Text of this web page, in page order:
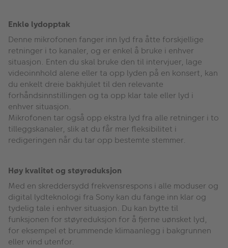
Enkle lydopptak
Denne mikrofonen fanger inn lyd fra åtte forskjellige
retninger i to kanaler, og er enkel å bruke i enhver
situasjon. Enten du skal bruke den til intervjuer, lage
videoinnhold alene eller ta opp lyden på en konsert, kan
du enkelt dreie bakhjulet til den relevante
forhåndsinnstillingen og ta opp klar tale eller lyd i
enhver situasjon.
Mikrofonen tar også opp ekstra lyd fra alle retninger i to
tilleggskanaler, slik at du får mer fleksibilitet i
redigeringen når du tar opp bestemte stemmer.
Høy kvalitet og støyreduksjon
Med en skreddersydd frekvensrespons i alle moduser og
digital lydteknologi fra Sony kan du fange inn klar og
tydelig tale i enhver situasjon. Du kan bytte til
funksjonen for støyreduksjon for å fjerne uønsket lyd,
for eksempel et brummende klimaanlegg i bakgrunnen
eller vind utenfor.